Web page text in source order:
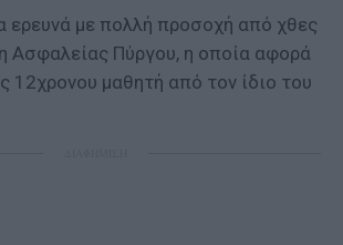
ερευνά με πολλή προσοχή από χθες
Ασφαλείας Πύργου, η οποία αφορά
12χρονου μαθητή από τον ίδιο του